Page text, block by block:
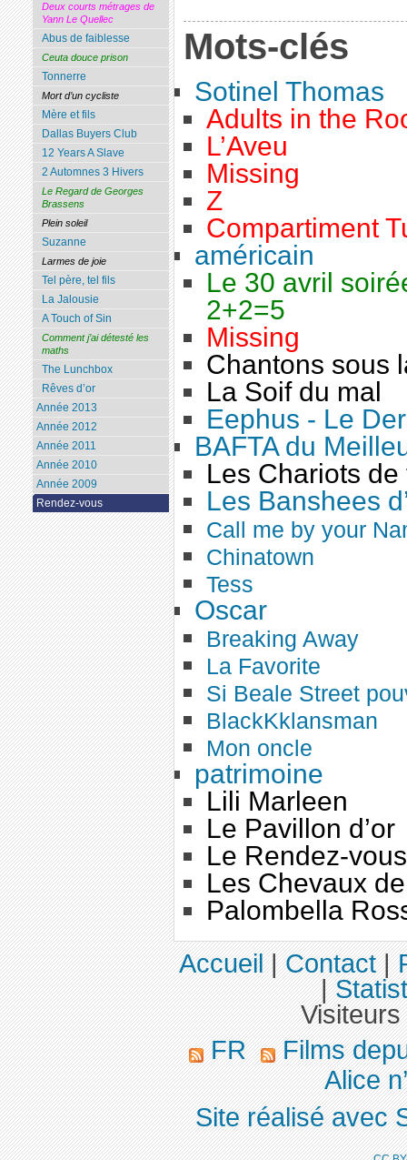
Mots-clés
Sotinel Thomas
Adults in the
L’Aveu
Missing
Z
Compartiment
américain
Le 30 avril
2+2=5
Missing
Chantons sous
La Soif du mal
Eephus - Le
BAFTA du
Les Chariots de
Les Banshees
Call me by your
Chinatown
Tess
Oscar
Breaking Away
La Favorite
Si Beale Street
BlackKklansman
Mon oncle
patrimoine
Lili Marleen
Le Pavillon d’or
Le Rendez-
Les Chevaux
Palombella
Deux courts métrages de
Yann Le Quellec
Abus de faiblesse
Ceuta douce prison
Tonnerre
Mort d’un cycliste
Mère et fils
Dallas Buyers Club
12 Years A Slave
2 Automnes 3 Hivers
Le Regard de Georges
Brassens
Plein soleil
Suzanne
Larmes de joie
Tel père, tel fils
La Jalousie
A Touch of Sin
Comment j’ai détesté les
maths
The Lunchbox
Rêves d’or
Année 2013
Année 2012
Année 2011
Année 2010
Année 2009
Rendez-vous
Accueil|Contact|
|
FR
Films
Alice
Site réalisé avec